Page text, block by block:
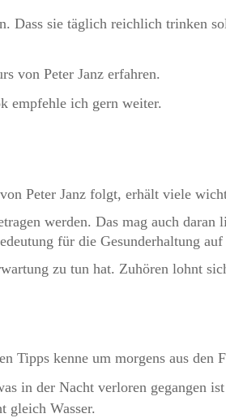
sie täglich reichlich trinken
von Peter Janz erfahren.
empfehle ich gern weiter.
Peter Janz folgt, erhält viele
werden. Das mag auch
für die Gesunderhaltung
zu tun hat. Zuhören lohnt
kenne um morgens aus den
in der Nacht verloren gegangen
gleich Wasser.